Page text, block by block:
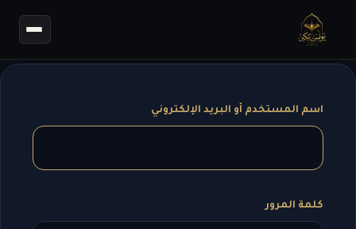
اسم المستخدم أو البريد الإلكتروني
كلمة المرور